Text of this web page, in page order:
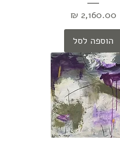
מחיר
הוספה לסל